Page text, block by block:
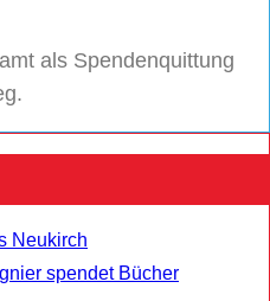
als Spendenquittung
Neukirch
spendet Bücher